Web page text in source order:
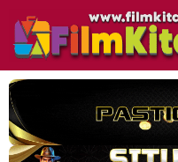
konten